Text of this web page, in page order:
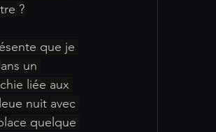
?
que je
un
liée aux
nuit avec
quelque